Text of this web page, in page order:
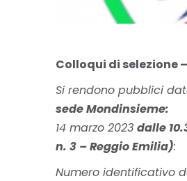
Colloqui di selezione
Si rendono pubblici
sede Mondinsieme:
14 marzo 2023 dalle
n. 3 – Reggio Emilia):
Numero identificativo